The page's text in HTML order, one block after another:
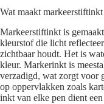
Wat maakt
Markeerstiftinkt is
kleurstof die licht
zichtbaar houdt. Het is
kleur. Markerinkt is
verzadigd, wat zorgt voor
op oppervlakken zoals
inkt van elke pen dient